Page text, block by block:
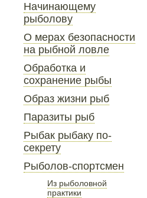
Начинающему
рыболову
О мерах безопасности
на рыбной ловле
Обработка и
сохранение рыбы
Образ жизни рыб
Паразиты рыб
Рыбак рыбаку по-
секрету
Рыболов-спортсмен
Из рыболовной
практики